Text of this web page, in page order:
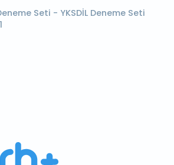
Seti - YKSDİL Deneme Seti